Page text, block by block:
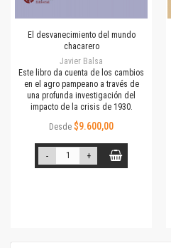
El desvanecimiento del mundo
chacarero
Javier Balsa
Este libro da cuenta de los cambios
en el agro pampeano a través de
una profunda investigación del
impacto de la crisis de 1930.
Desde $9.600,00
- +